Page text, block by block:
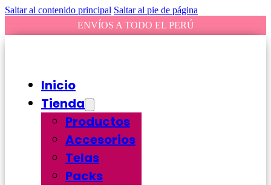
Saltar al contenido principal Saltar al pie de página
ENVÍOS A TODO EL PERÚ
Inicio
Tienda
Productos
Accesorios
Telas
Packs